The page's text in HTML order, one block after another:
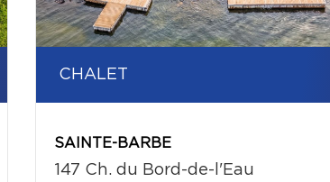
CHALET
SAINTE-BARBE
147 Ch. du Bord-de-l'Eau